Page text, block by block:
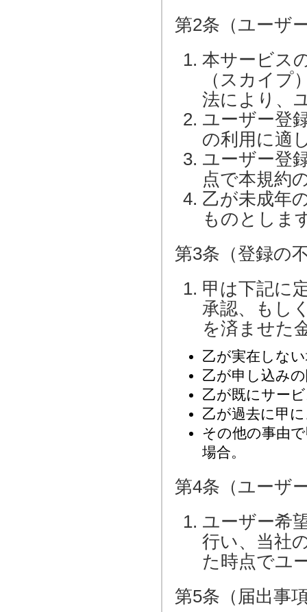
第2条（ユーザ
本サービス
（スカイプ
法により、
ユーザー登
の利用に適
ユーザー登
点で本規約
乙が未成年
ものとしま
第3条（登録の
甲は下記に
承認、もし
を済ませた
乙が実在しな
乙が申し込み
乙が既にサー
乙が過去に甲
その他の事由
場合。
第4条（ユーザ
ユーザー希
行い、当社
た時点でユ
第5条（届出事